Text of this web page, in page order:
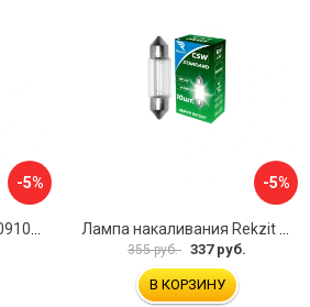
-5% -5%
355 руб. 337 руб.
В КОРЗИНУ